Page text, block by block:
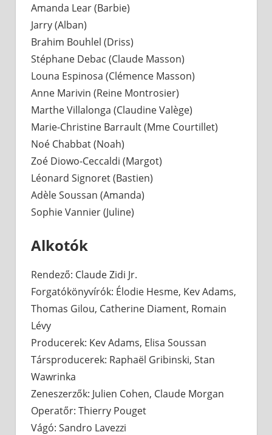
Amanda Lear (Barbie)
Jarry (Alban)
Brahim Bouhlel (Driss)
Stéphane Debac (Claude Masson)
Louna Espinosa (Clémence Masson)
Anne Marivin (Reine Montrosier)
Marthe Villalonga (Claudine Valège)
Marie-Christine Barrault (Mme Courtillet)
Noé Chabbat (Noah)
Zoé Diowo-Ceccaldi (Margot)
Léonard Signoret (Bastien)
Adèle Soussan (Amanda)
Sophie Vannier (Juline)
Alkotók
Rendező: Claude Zidi Jr.
Forgatókönyvírók: Élodie Hesme, Kev Adams,
Thomas Gilou, Catherine Diament, Romain
Lévy
Producerek: Kev Adams, Elisa Soussan
Társproducerek: Raphaël Gribinski, Stan
Wawrinka
Zeneszerzők: Julien Cohen, Claude Morgan
Operatőr: Thierry Pouget
Vágó: Sandro Lavezzi